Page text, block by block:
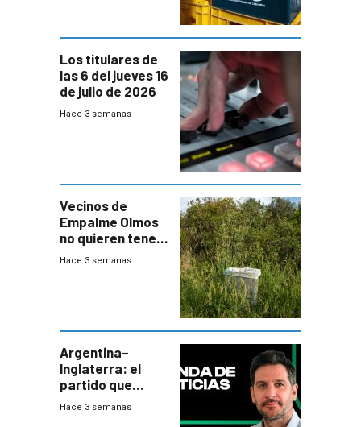
Los titulares de
las 6 del jueves 16
de julio de 2026
Hace 3 semanas
Vecinos de
Empalme Olmos
no quieren tener
cerca una planta
departamental
Hace 3 semanas
Argentina–
Inglaterra: el
partido que
nunca termina
Hace 3 semanas